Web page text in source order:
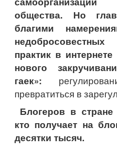
общества. Но
благими
практик в
нового
гаек»:
превратиться в
Блогеров в
кто получает на
десятки тысяч.